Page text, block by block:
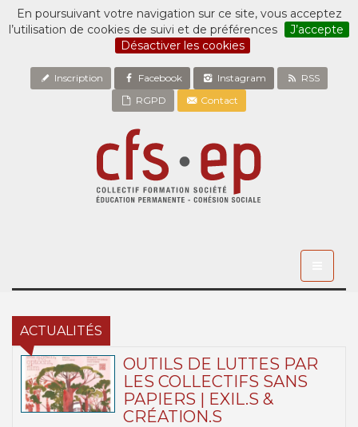
En poursuivant votre navigation sur ce site, vous acceptez
l’utilisation de cookies de suivi et de préférences
J’accepte
Désactiver les cookies
Inscription Facebook Instagram
RSS
RGPD
Contact
ACTUALITÉS
OUTILS DE LUTTES PAR
LES COLLECTIFS SANS
PAPIERS | EXIL.S &
CRÉATION.S